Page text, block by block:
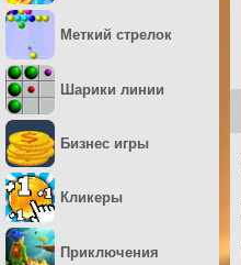
Меткий стрелок
Шарики линии
Бизнес игры
Кликеры
Приключения